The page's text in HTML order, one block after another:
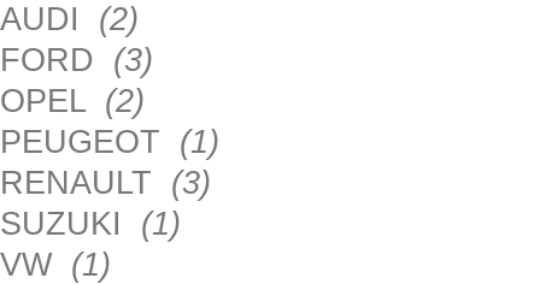
AUDI (2)
FORD (3)
OPEL (2)
PEUGEOT (1)
RENAULT (3)
SUZUKI (1)
VW (1)